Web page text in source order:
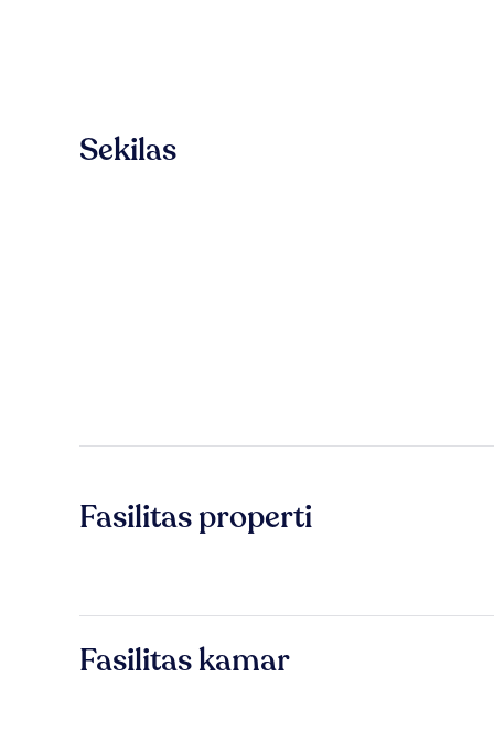
Sekilas
Fasilitas properti
Fasilitas kamar